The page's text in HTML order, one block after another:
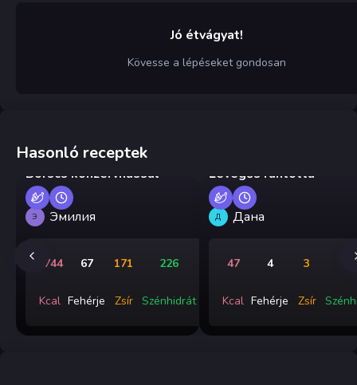
Jó étvágyat!
Kövesse a lépéseket gondosan
Hasonló receptek
Borscs konzervhússal
Э Эмилия
2744
Kcal
67
Fehérje
171
Zsír
226
Szénhidrát
Levegős rántotta
Д Дана
47
Kcal
4
Fehérje
3
Zsír
0